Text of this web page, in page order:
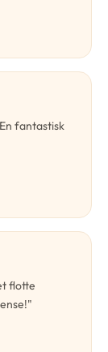
fantastisk
flotte